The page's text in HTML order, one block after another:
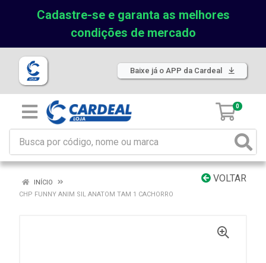
Cadastre-se e garanta as melhores
condições de mercado
Baixe já o APP da Cardeal
0
VOLTAR
INÍCIO
CHP FUNNY ANIM SIL ANATOM TAM 1 CACHORRO